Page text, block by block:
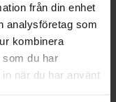
från din enhet
analysföretag som
kombinera
som du har
när du har använt